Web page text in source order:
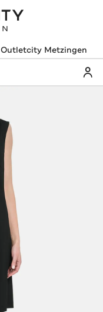
Outletcity Metzingen